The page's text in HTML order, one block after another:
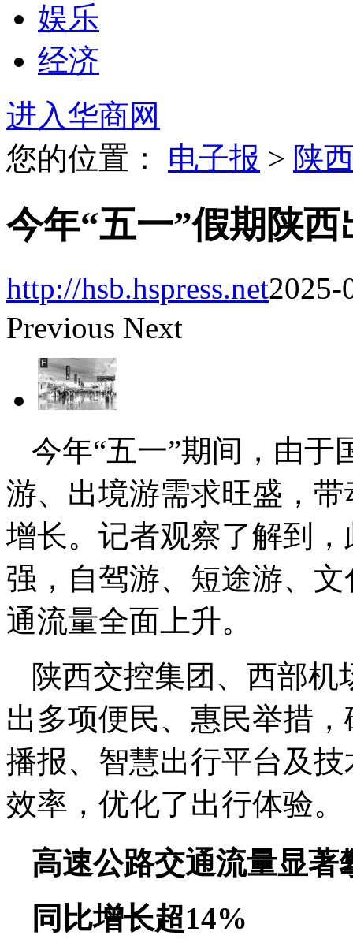
娱乐
经济
进入华商网
您的位置： 电子报 > 陕
今年“五一”假期陕
http://hsb.hspress.net2025-
Previous Next
今年“五一”期间，由
游、出境游需求旺盛，
增长。记者观察了解到
强，自驾游、短途游、
通流量全面上升。
陕西交控集团、西部
出多项便民、惠民举措
播报、智慧出行平台及
效率，优化了出行体验。
高速公路交通流量显著
同比增长超14%